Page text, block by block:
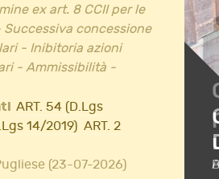
ex art. 8 CCII per le
concessione
- Inibitoria azioni
- Ammissibilità -
ART. 54 (D.Lgs
14/2019) ART. 2
(23-07-2026)
Iscriviti!